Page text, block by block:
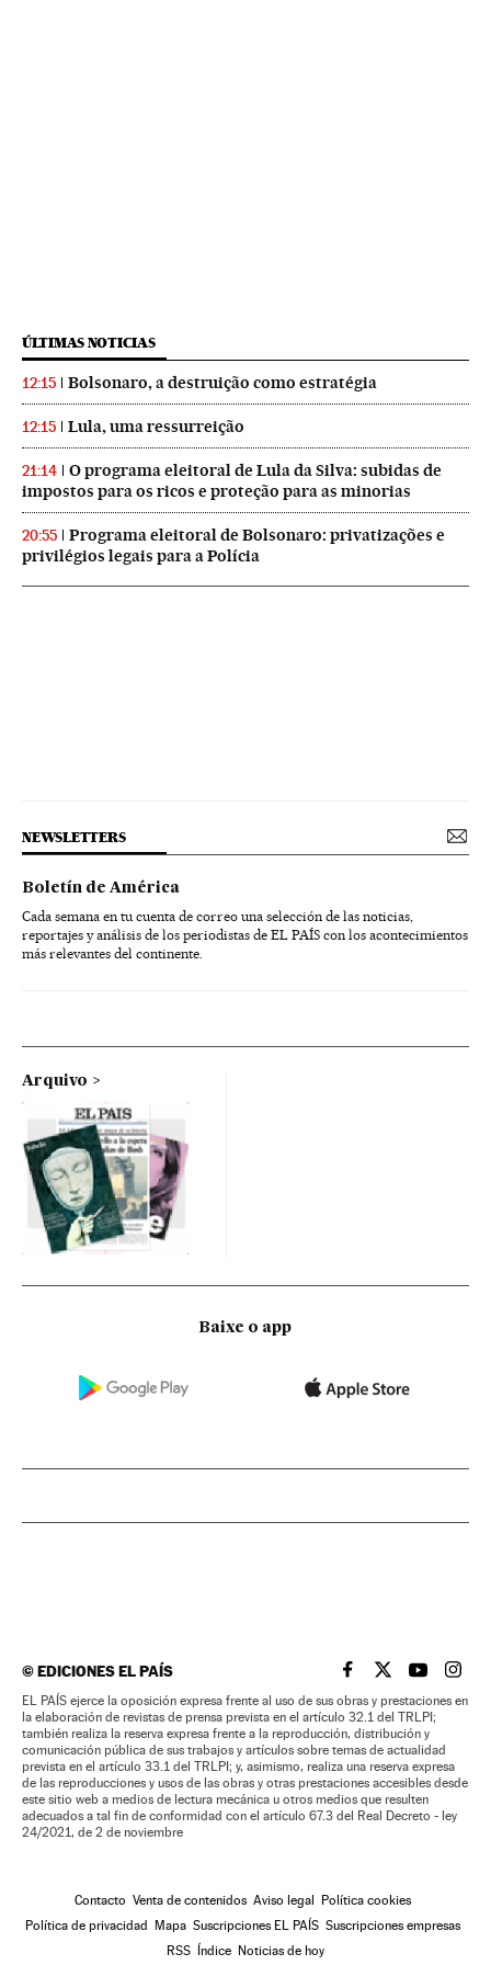
ÚLTIMAS NOTICIAS
12:15 Bolsonaro, a destruição como estratégia
12:15 Lula, uma ressurreição
21:14
O programa eleitoral de Lula da Silva: subidas de
impostos para os ricos e proteção para as minorias
20:55
Programa eleitoral de Bolsonaro: privatizações e
privilégios legais para a Polícia
NEWSLETTERS
Boletín de América
Cada semana en tu cuenta de correo una selección de las noticias,
reportajes y análisis de los periodistas de EL PAÍS con los acontecimientos
más relevantes del continente.
Arquivo
Baixe o app
©EDICIONES EL PAÍS EL PAÍS BRASIL EN
EL PAÍSEL PAÍS
EL
EL PAÍS ejerce la oposición expresa frente al uso de sus obras y prestaciones en
la elaboración de revistas de prensa prevista en el artículo 32.1 del TRLPI;
también realiza la reserva expresa frente a la reproducción, distribución y
comunicación pública de sus trabajos y artículos sobre temas de actualidad
prevista en el artículo 33.1 del TRLPI; y, asimismo, realiza una reserva expresa
de las reproducciones y usos de las obras y otras prestaciones accesibles desde
este sitio web a medios de lectura mecánica u otros medios que resulten
adecuados a tal fin de conformidad con el artículo 67.3 del Real Decreto - ley
24/2021, de 2 de noviembre
Contacto Venta de contenidos Aviso legal
Política cookies
Política de privacidad
Mapa Suscripciones EL PAÍS Suscripciones empresas
RSS
Índice Noticias de hoy